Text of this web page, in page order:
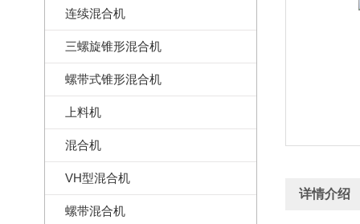
连续混合机
三螺旋锥形混合机
螺带式锥形混合机
上料机
混合机
VH型混合机
螺带混合机
详情介绍